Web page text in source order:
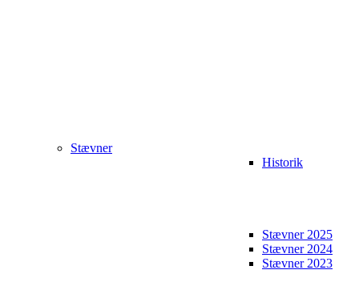
Stævner
Historik
Stævner 2025
Stævner 2024
Stævner 2023